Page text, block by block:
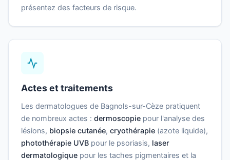
présentez des facteurs de risque.
Actes et traitements
Les dermatologues de Bagnols-sur-Cèze pratiquent
de nombreux actes : dermoscopie pour l'analyse des
lésions, biopsie cutanée, cryothérapie (azote liquide),
photothérapie UVB pour le psoriasis, laser
dermatologique pour les taches pigmentaires et la